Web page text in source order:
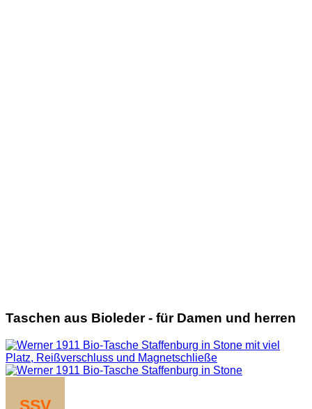
Taschen aus Bioleder - für Damen und herren